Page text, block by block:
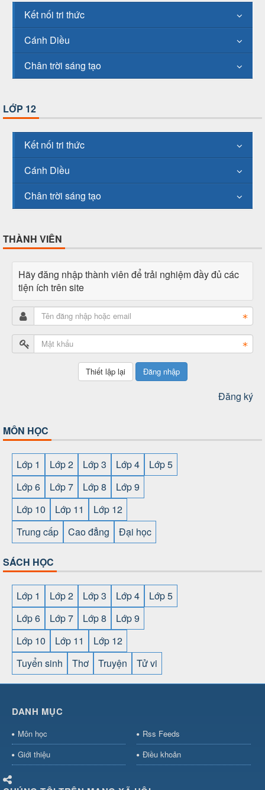
Kết nối tri thức
Cánh Diều
Chân trời sáng tạo
LỚP 12
Kết nối tri thức
Cánh Diều
Chân trời sáng tạo
THÀNH VIÊN
Hãy đăng nhập thành viên để trải nghiệm đầy đủ các
tiện ích trên site
Đăng nhập
Đăng ký
MÔN HỌC
Lớp 1 Lớp 2 Lớp 3 Lớp 4
Lớp 5
Lớp 6
Lớp 7 Lớp 8
Lớp 9
Lớp 10
Lớp 11
Lớp 12
Trung cấp
Cao đẳng Đại học
SÁCH HỌC
Lớp 1 Lớp 2 Lớp 3 Lớp 4
Lớp 5
Lớp 6
Lớp 7 Lớp 8
Lớp 9
Lớp 10
Lớp 11
Lớp 12
Tuyển sinh
Thơ Truyện Tử vi
cái OPEN88⇔
⇔https://gameb52a.club/ https://new88.biz/
bài⇔bóng đá trực tiếp⇔fly88
select⇔https://xocdiaonline.ae ⇔https://cm88.dad/
⇔F168⇔https://f168.tech/ ⇔cm88⇔https://
bet.com/
DANH MỤC
Môn học
Rss Feeds
Giới thiệu
Điều khoản